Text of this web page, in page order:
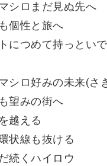
シロまだ見ぬ先へ
個性と旅へ
につめて持っといで
シロ好みの未来(さ
望みの街へ
越える
状線も抜ける
続くハイロウ